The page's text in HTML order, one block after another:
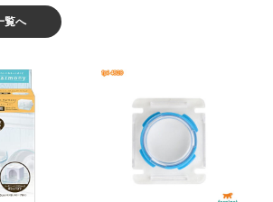
覧へ